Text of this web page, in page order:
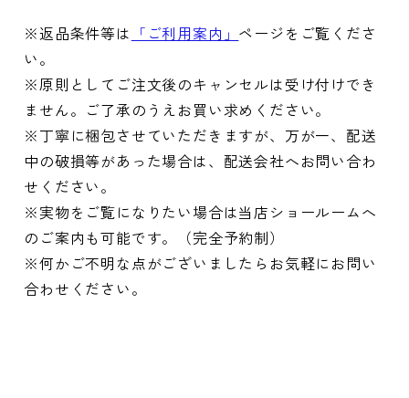
※返品条件等は 「ご利用案内」 ページをご覧くださ
い。
※原則としてご注文後のキャンセルは受け付けでき
ません。ご了承のうえお買い求めください。
※丁寧に梱包させていただきますが、万が一、配送
中の破損等があった場合は、配送会社へお問い合わ
せください。
※実物をご覧になりたい場合は当店ショールームへ
のご案内も可能です。（完全予約制）
※何かご不明な点がございましたらお気軽にお問い
合わせください。